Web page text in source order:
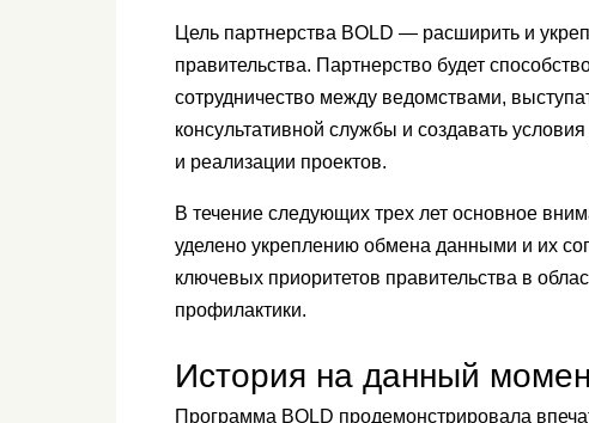
Цель партнерства BOLD — расширить и
правительства. Партнерство будет
сотрудничество между ведомствами,
консультативной службы и создавать
и реализации проектов.
В течение следующих трех лет основное
уделено укреплению обмена данными и их
ключевых приоритетов правительства в
профилактики.
История на данный
Программа BOLD продемонстрировала